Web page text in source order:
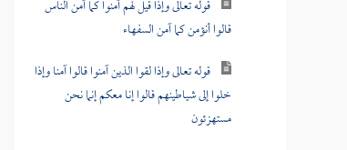
قوله تعالى وإذا قيل لهم آمنوا كما آمن الناس
قالوا أنؤمن كما آمن السفهاء
قوله تعالى وإذا لقوا الذين آمنوا قالوا آمنا وإذا
خلوا إلى شياطينهم قالوا إنا معكم إنما نحن
مستهزئون